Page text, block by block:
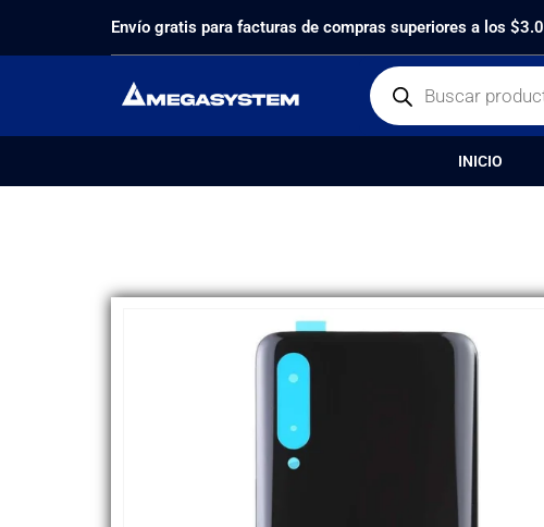
Envío gratis para facturas de compras superiores a los
INICIO
PRODUCTOSREPUESTOS, TAPAS TRASERAS TAPA